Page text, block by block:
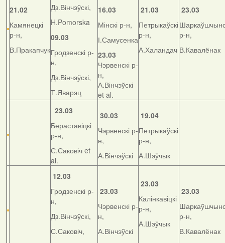
21.02
Камянецкі
р-н,
В.Пракапчук
Дз.Вінчэўскі,
H.Pomorska
09.03
Гродзенскі р-
н,
Дз.Вінчэўскі,
Т.Яварэц
16.03
Мінскі р-н,
І.Самусенка
23.03
Чэрвенскі р-
н,
А.Вінчэўскі
et al.
21.03
Петрыкаўскі
р-н,
А.Халандач
23.03
р-н,
В.Кавалёнак
23.03
Бераставіцкі
р-н,
С.Саковіч et
al.
30.03
Чэрвенскі р-
н,
А.Вінчэўскі
19.04
Петрыкаўскі
р-н,
А.Шэўчык
12.03
Гродзенскі р-
н,
Дз.Вінчэўскі,
С.Саковіч,
23.03
Чэрвенскі р-
н,
А.Вінчэўскі
23.03
Калінкавіцкі
р-н,
А.Шэўчык
23.03
р-н,
В.Кавалёнак